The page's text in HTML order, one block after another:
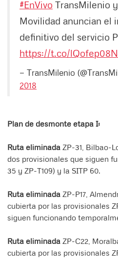
#EnVivo TransMilenio
Movilidad anuncian el
definitivo del servicio
https://t.co/
— TransMilenio
2018
Plan de desmonte etapa I:
Ruta eliminada ZP-31, Bilbao-
dos provisionales que siguen
35 y ZP-T109) y la SITP 60.
Ruta eliminada ZP-P17,
cubierta por las provisionales
siguen funcionando
Ruta eliminada ZP-C22,
cubierta por las provisionales